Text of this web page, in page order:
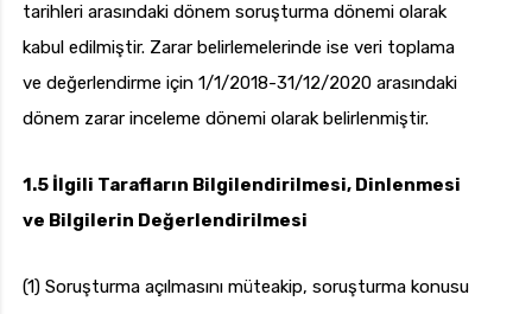
tarihleri arasındaki dönem soruşturma dönemi olarak
kabul edilmiştir. Zarar belirlemelerinde ise veri toplama
ve değerlendirme için 1/1/2018-31/12/2020 arasındaki
dönem zarar inceleme dönemi olarak belirlenmiştir.
1.5 İlgili Tarafların Bilgilendirilmesi, Dinlenmesi
ve Bilgilerin Değerlendirilmesi
(1) Soruşturma açılmasını müteakip, soruşturma konusu